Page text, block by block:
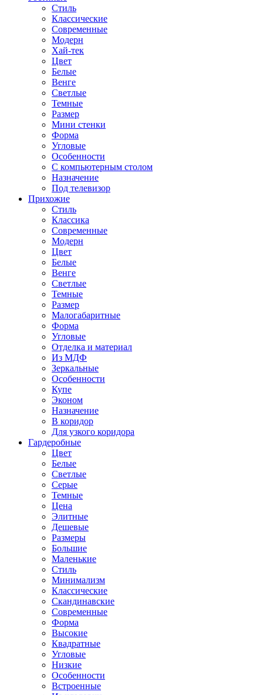
Стиль
Классические
Современные
Модерн
Хай-тек
Цвет
Белые
Венге
Светлые
Темные
Размер
Мини стенки
Форма
Угловые
Особенности
С компьютерным столом
Назначение
Под телевизор
Прихожие
Стиль
Классика
Современные
Модерн
Цвет
Белые
Венге
Светлые
Темные
Размер
Малогабаритные
Форма
Угловые
Отделка и материал
Из МДФ
Зеркальные
Особенности
Купе
Эконом
Назначение
В коридор
Для узкого коридора
Гардеробные
Цвет
Белые
Светлые
Серые
Темные
Цена
Элитные
Дешевые
Размеры
Большие
Маленькие
Стиль
Минимализм
Классические
Скандинавские
Современные
Форма
Высокие
Квадратные
Угловые
Низкие
Особенности
Встроенные